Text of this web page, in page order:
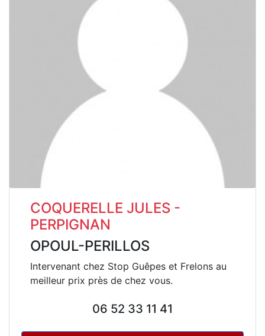
COQUERELLE JULES -
PERPIGNAN
OPOUL-PERILLOS
Intervenant chez Stop Guêpes et Frelons au
meilleur prix près de chez vous.
06 52 33 11 41